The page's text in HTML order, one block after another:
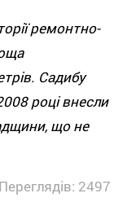
ремонтно-
Садибу
році внесли
що не
Переглядів: 2497